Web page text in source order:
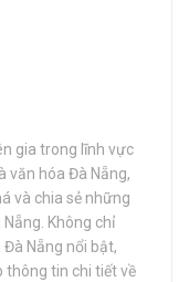
gia trong lĩnh vực
văn hóa Đà Nẵng,
và chia sẻ những
Không chỉ
Đà Nẵng nổi bật,
thông tin chi tiết về